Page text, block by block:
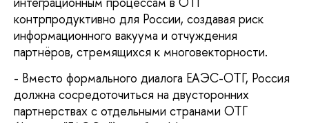
контрпродуктивно для России, создавая риск
информационного вакуума и отчуждения
партнёров, стремящихся к многовекторности.
- Вместо формального диалога ЕАЭС-ОТГ, Россия
должна сосредоточиться на двусторонних
партнерствах с отдельными странами ОТГ